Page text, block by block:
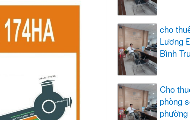
cho
Lương
Bình
Cho
phòng